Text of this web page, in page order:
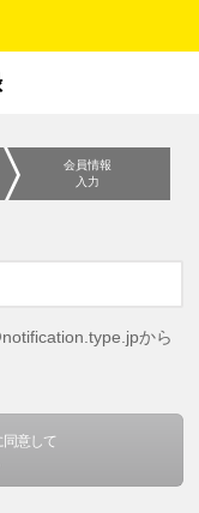
会員情報
入力
から
意して